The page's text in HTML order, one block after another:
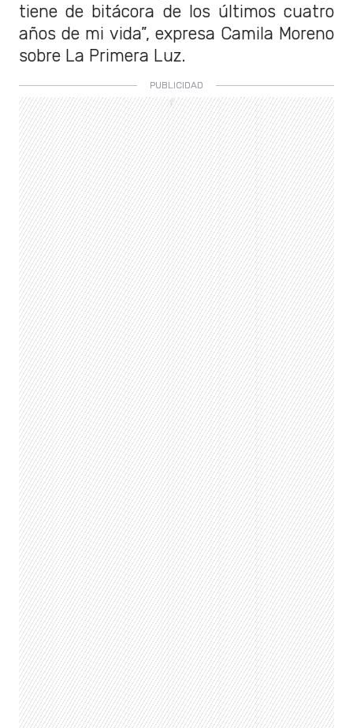
tiene de bitácora de los últimos cuatro
años de mi vida”, expresa Camila Moreno
sobre La Primera Luz.